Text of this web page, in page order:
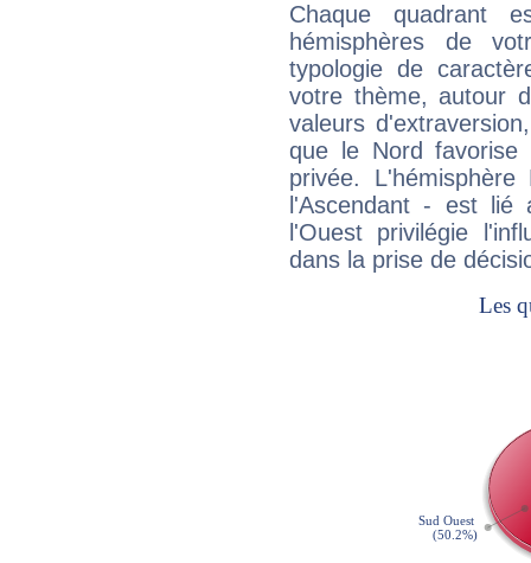
Chaque quadrant
hémisphères de
typologie de
votre thème, autour
valeurs
que le Nord favorise
privée.
l'Ascendant - est
l'Ouest privilégie
dans la prise de